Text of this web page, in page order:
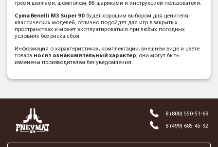
тремя шеллами, шомполом, ВВ-шариками и инструкцией пользователя.
Cyma Benelli M3 Super 90 будет хорошим выбором для ценителя
классических моделей, отлично подойдет для игр в закрытых
пространствах и может эксплуатироваться при любых погодных
условиях без риска сбоя.
Информация о характеристиках, комплектации, внешнем виде и цвете
товара носит ознакомительный характер; они могут быть
изменены производителем без уведомления.
8 (800) 550-51-69
8 (499) 685-45-92